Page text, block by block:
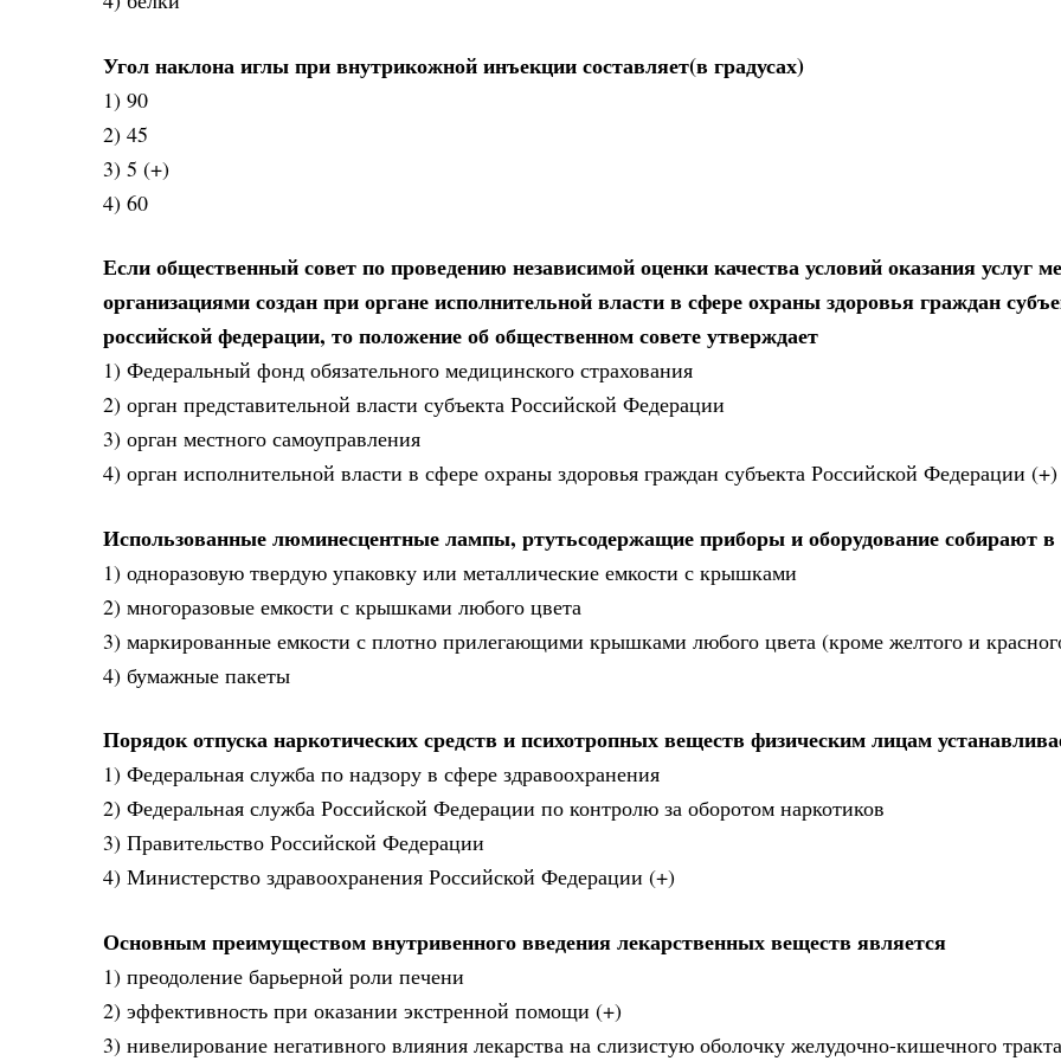
Угол наклона иглы при внутрикожной инъекции составляет(в градусах)
1) 90
2) 45
3) 5 (+)
4) 60
Если общественный совет по проведению независимой оценки качества условий оказания услуг
организациями создан при органе исполнительной власти в сфере охраны здоровья граждан
российской федерации, то положение об общественном совете утверждает
1) Федеральный фонд обязательного медицинского страхования
2) орган представительной власти субъекта Российской Федерации
3) орган местного самоуправления
4) орган исполнительной власти в сфере охраны здоровья граждан субъекта Российской Федерации (+)
Использованные люминесцентные лампы, ртутьсодержащие приборы и оборудование собирают в
1) одноразовую твердую упаковку или металлические емкости с крышками
2) многоразовые емкости с крышками любого цвета
3) маркированные емкости с плотно прилегающими крышками любого цвета (кроме желтого и
4) бумажные пакеты
Порядок отпуска наркотических средств и психотропных веществ физическим лицам
1) Федеральная служба по надзору в сфере здравоохранения
2) Федеральная служба Российской Федерации по контролю за оборотом наркотиков
3) Правительство Российской Федерации
4) Министерство здравоохранения Российской Федерации (+)
Основным преимуществом внутривенного введения лекарственных веществ является
1) преодоление барьерной роли печени
2) эффективность при оказании экстренной помощи (+)
3) нивелирование негативного влияния лекарства на слизистую оболочку желудочно-кишечного тракта